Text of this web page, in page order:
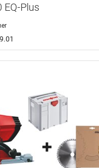
EQ-Plus